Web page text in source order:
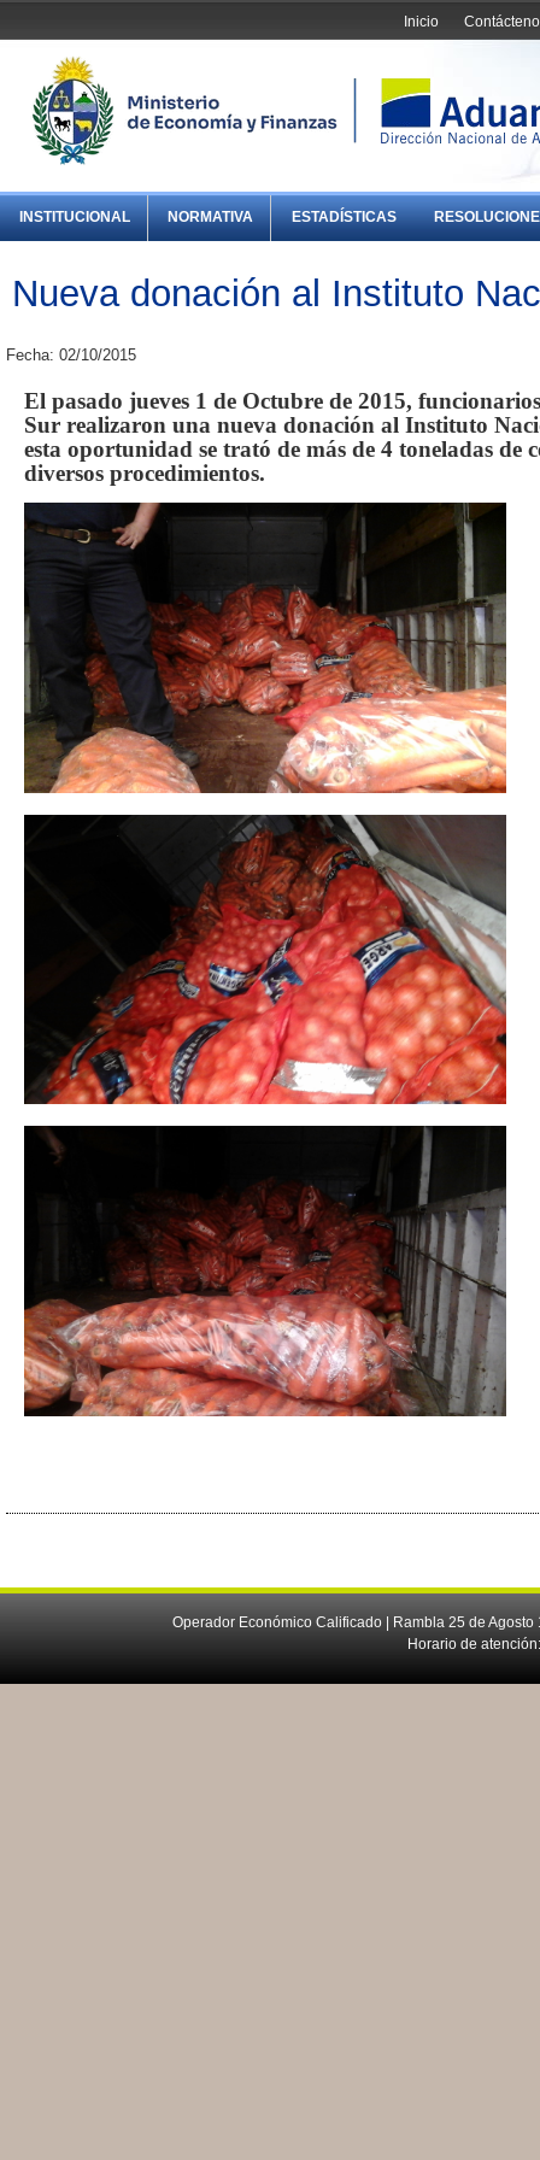
Inicio
INSTITUCIONAL NORMATIVA ESTADÍSTICAS
Nueva donación al Instituto
Fecha: 02/10/2015
El pasado jueves 1 de Octubre de 2015,
Sur realizaron una nueva donación al Instituto
esta oportunidad se trató de más de 4 toneladas de
diversos procedimientos.
Operador Económico Calificado | Rambla 25 de
Horario de